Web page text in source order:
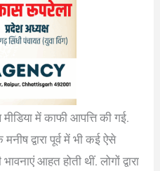
में काफी आपत्ति की गई.
द्वारा पूर्व में भी कई ऐसे
आहत होती थीं. लोगों द्वारा